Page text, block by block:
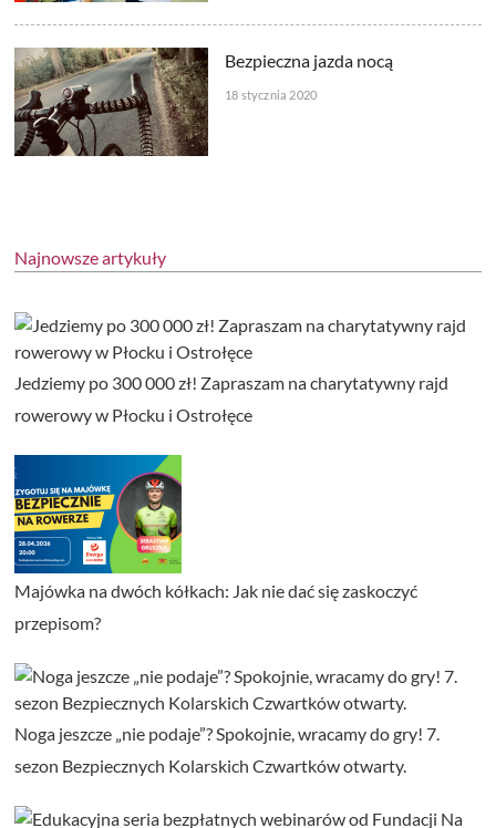
Bezpieczna jazda nocą
18 stycznia 2020
Najnowsze artykuły
Jedziemy po 300 000 zł! Zapraszam na charytatywny rajd
rowerowy w Płocku i Ostrołęce
Majówka na dwóch kółkach: Jak nie dać się zaskoczyć
przepisom?
Noga jeszcze „nie podaje”? Spokojnie, wracamy do gry! 7.
sezon Bezpiecznych Kolarskich Czwartków otwarty.